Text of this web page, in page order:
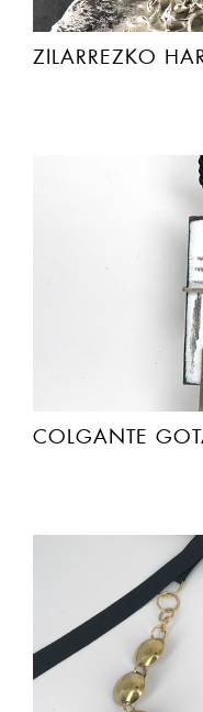
ZILARREZKO
COLGANTE